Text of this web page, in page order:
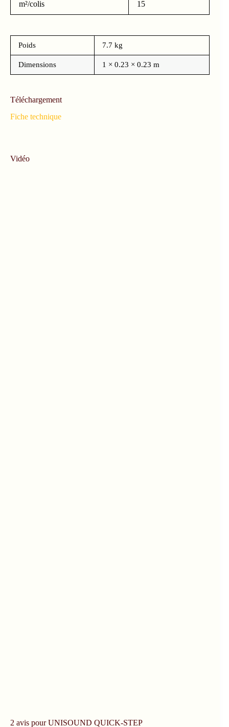
m²/colis 15
Poids 7.7 kg
Dimensions 1 × 0.23 × 0.23 m
Téléchargement
Fiche technique
Vidéo
2 avis pourUNISOUND QUICK-STEP